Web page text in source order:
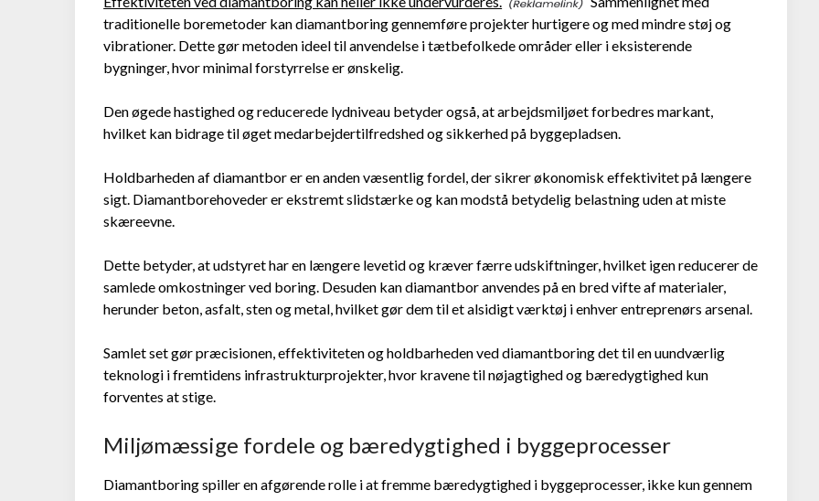
traditionelle boremetoder kan diamantboring gennemføre projekter hurtigere og med mindre støj og
vibrationer. Dette gør metoden ideel til anvendelse i tætbefolkede områder eller i eksisterende
bygninger, hvor minimal forstyrrelse er ønskelig.
Den øgede hastighed og reducerede lydniveau betyder også, at arbejdsmiljøet forbedres markant,
hvilket kan bidrage til øget medarbejdertilfredshed og sikkerhed på byggepladsen.
Holdbarheden af diamantbor er en anden væsentlig fordel, der sikrer økonomisk effektivitet på længere
sigt. Diamantborehoveder er ekstremt slidstærke og kan modstå betydelig belastning uden at miste
skæreevne.
Dette betyder, at udstyret har en længere levetid og kræver færre udskiftninger, hvilket igen reducerer de
samlede omkostninger ved boring. Desuden kan diamantbor anvendes på en bred vifte af materialer,
herunder beton, asfalt, sten og metal, hvilket gør dem til et alsidigt værktøj i enhver entreprenørs arsenal.
Samlet set gør præcisionen, effektiviteten og holdbarheden ved diamantboring det til en uundværlig
teknologi i fremtidens infrastrukturprojekter, hvor kravene til nøjagtighed og bæredygtighed kun
forventes at stige.
Miljømæssige fordele og bæredygtighed i byggeprocesser
Diamantboring spiller en afgørende rolle i at fremme bæredygtighed i byggeprocesser, ikke kun gennem